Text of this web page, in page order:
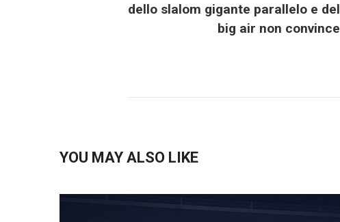
dello slalom gigante parallelo e del
big air non convince
YOU MAY ALSO LIKE